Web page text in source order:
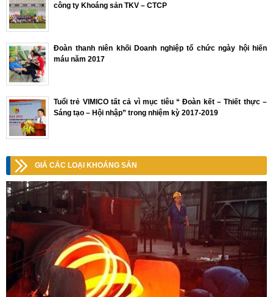
công ty Khoáng sản TKV – CTCP
Đoàn thanh niên khối Doanh nghiệp tổ chức ngày hội hiến
máu năm 2017
Tuổi trẻ VIMICO tất cả vì mục tiêu “ Đoàn kết – Thiết thực –
Sáng tạo – Hội nhập” trong nhiệm kỳ 2017-2019
GIÁ CÁC LOẠI KHOÁNG SẢN